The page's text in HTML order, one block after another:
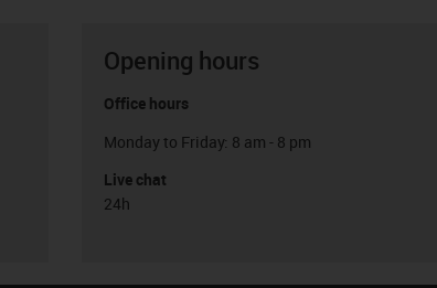
Opening hours
Office hours
Monday to Friday: 8 am - 8 pm
Live chat
24h